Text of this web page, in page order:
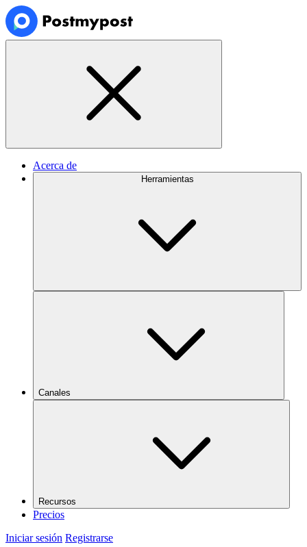
Acerca de
Herramientas
Canales
Recursos
Precios
Iniciar sesión Registrarse